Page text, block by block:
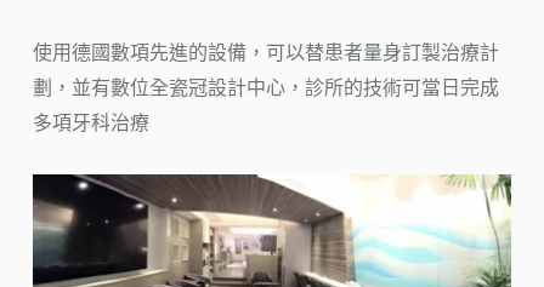
使用德國數項先進的設備，可以替患者量身訂製治療計
劃，並有數位全瓷冠設計中心，診所的技術可當日完成
多項牙科治療